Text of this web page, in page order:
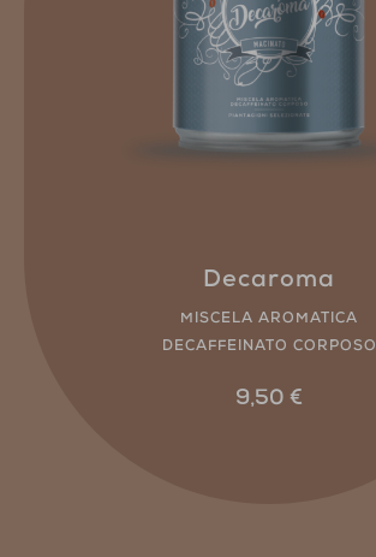
Decaroma
MISCELA AROMATICA
DECAFFEINATO CORPOSO
9,50 €